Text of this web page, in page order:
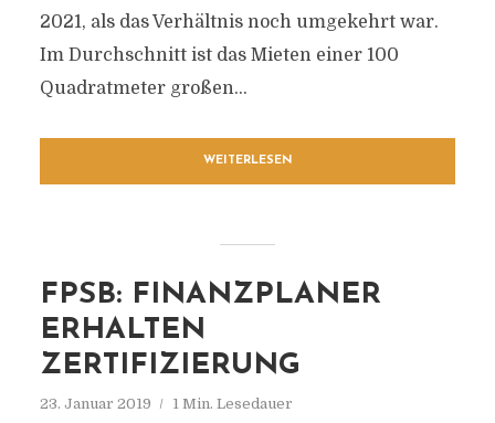
2021, als das Verhältnis noch umgekehrt war.
Im Durchschnitt ist das Mieten einer 100
Quadratmeter großen...
WEITERLESEN
FPSB: FINANZPLANER
ERHALTEN
ZERTIFIZIERUNG
23. Januar 2019 1 Min. Lesedauer